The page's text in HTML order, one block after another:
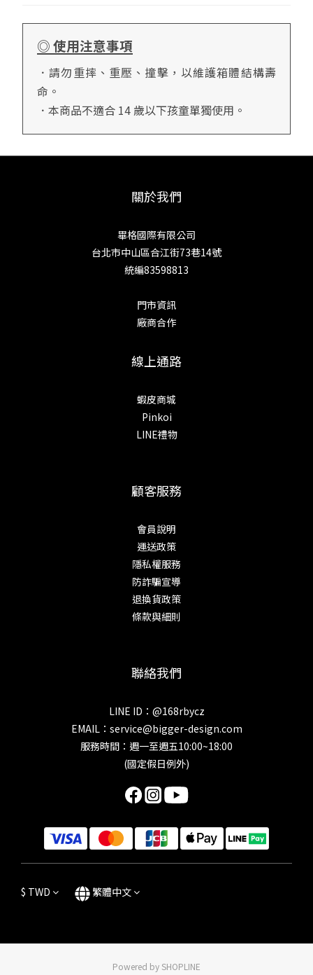
◎ 使用注意事項
．請勿重摔、重壓、撞擊，以維護箱體結構壽
命。
．本商品不適合 14 歲以下孩童單獨使用。
關於我們
畢格國際有限公司
台北市中山區合江街73巷14號
統編83598813
門市資訊
廠商合作
線上通路
蝦皮商城
Pinkoi
LINE禮物
顧客服務
會員說明
運送政策
隱私權服務
防詐騙宣導
退換貨政策
條款與細則
聯絡我們
LINE ID：@168rbycz
EMAIL： service@bigger-design.com
服務時間：週一至週五10:00~18:00
(國定假日例外)
$ TWD 繁體中文
Powered by SHOPLINE